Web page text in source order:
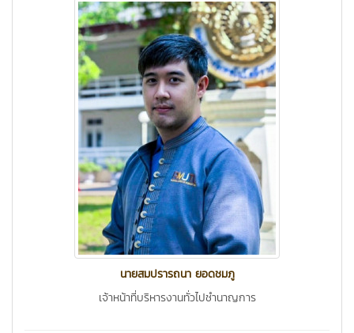
นายสมปรารถนา ยอดชมภู
เจ้าหน้าที่บริหารงานทั่วไปชำนาญการ